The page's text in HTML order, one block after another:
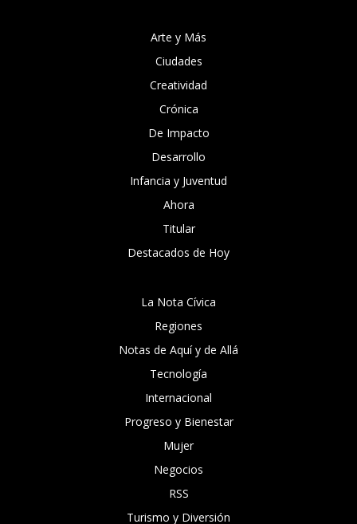
Arte y Más
Ciudades
Creatividad
Crónica
De Impacto
Desarrollo
Infancia y Juventud
Ahora
Titular
Destacados de Hoy
La Nota Cívica
Regiones
Notas de Aquí y de Allá
Tecnología
Internacional
Progreso y Bienestar
Mujer
Negocios
RSS
Turismo y Diversión